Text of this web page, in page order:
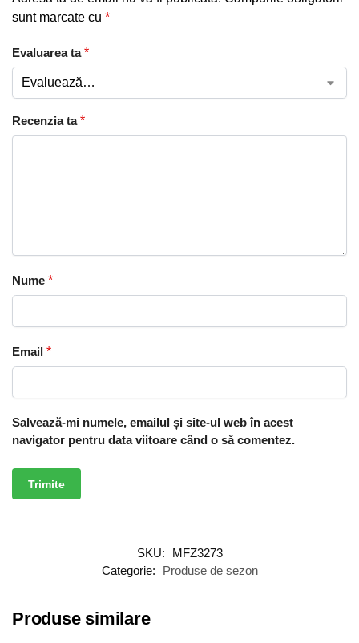
sunt marcate cu *
Evaluarea ta*
Recenzia ta*
Nume *
Email *
Salvează-mi numele, emailul și site-ul web în acest
navigator pentru data viitoare când o să comentez.
SKU:
MFZ3273
Categorie:
Produse de sezon
Produse similare